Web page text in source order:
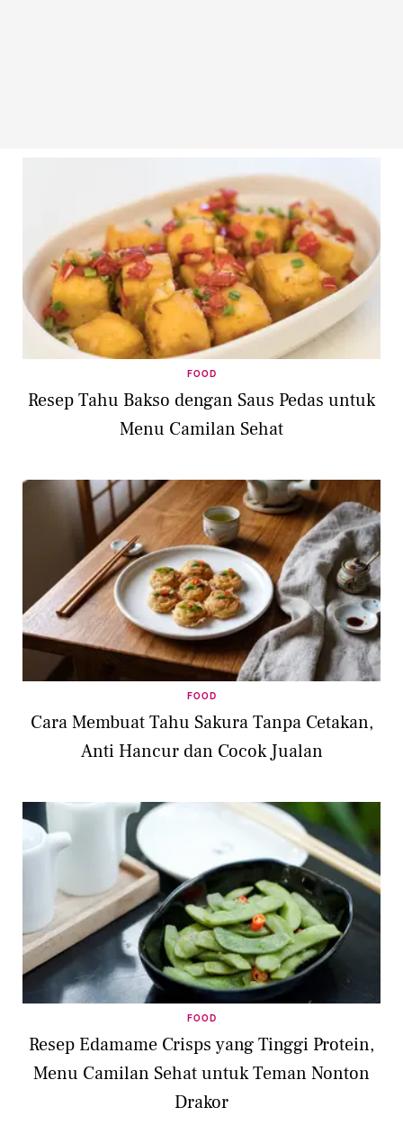
FOOD
Resep Tahu Bakso dengan Saus Pedas untuk
Menu Camilan Sehat
FOOD
Cara Membuat Tahu Sakura Tanpa Cetakan,
Anti Hancur dan Cocok Jualan
FOOD
Resep Edamame Crisps yang Tinggi Protein,
Menu Camilan Sehat untuk Teman Nonton
Drakor